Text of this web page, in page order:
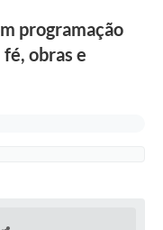
programação
obras e